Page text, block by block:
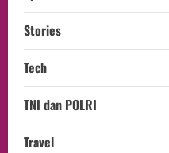
Stories
Tech
TNI dan POLRI
Travel